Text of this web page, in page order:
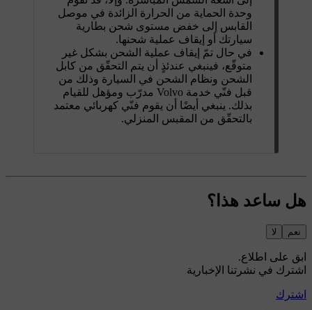
وحدة الحماية من الحرارة الزائدة في موصل
القابس إلى خفض مستوى شحن بطارية
سيارتك أو إيقاف عملية شحنها.
في حال تمّ إيقاف عملية الشحن بشكل غير
متوقّع، فينبغي عندئذٍ أن يتم التحقّق من كابل
الشحن ونظام الشحن في السيارة وذلك من
قبل فنّي خدمة Volvo مدرّب ومؤهل للقيام
بذلك. ينبغي أيضًا أن يقوم فنّي كهربائي معتمد
بالتحقّق من المقبس المنزلي.
هل ساعد هذا؟
نعم لا